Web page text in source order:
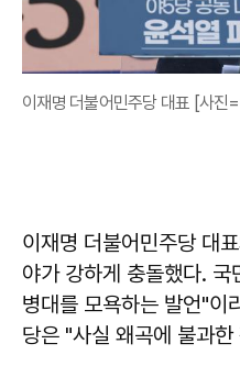
이재명 더불어민주당 대표 [사진
이재명 더불어민주당 대
야가 강하게 충돌했다.
병대를 모욕하는 발언"이
당은 "사실 왜곡에 불과